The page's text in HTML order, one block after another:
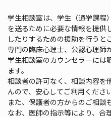
学生相談室は、学生（通学課程
を送るために必要な情報を提供
したりするための援助を行うと
専門の臨床心理士、公認心理師
学生相談室のカウンセラーには
ます。
相談者の許可なく、相談内容を
んので、安心してご利用ください
また、保護者の方からのご相談
なお、医師の指示等により、合